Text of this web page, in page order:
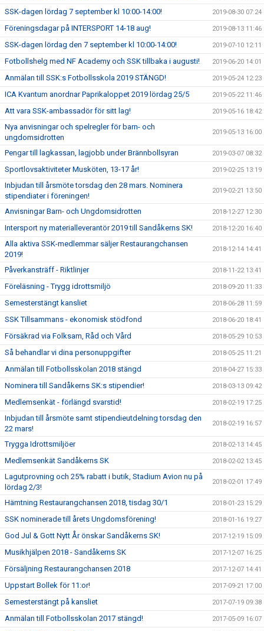
SSK-dagen lördag 7 september kl 10:00-14:00! 2019-08-30 07:24
Föreningsdagar på INTERSPORT 14-18 aug! 2019-08-13 11:46
SSK-dagen lördag den 7 september kl 10:00-14:00! 2019-07-10 12:11
Fotbollshelg med NF Academy och SSK tillbaka i augusti! 2019-06-20 14:01
Anmälan till SSK:s Fotbollsskola 2019 STÄNGD! 2019-05-24 12:23
ICA Kvantum anordnar Paprikaloppet 2019 lördag 25/5 2019-05-22 11:46
Att vara SSK-ambassadör för sitt lag! 2019-05-16 18:42
Nya anvisningar och spelregler för barn- och
ungdomsidrotten
2019-05-13 16:00
Pengar till lagkassan, lagjobb under Brännbollsyran 2019-03-07 08:32
Sportlovsaktiviteter Musköten, 13-17 år! 2019-02-25 13:19
Inbjudan till årsmöte torsdag den 28 mars. Nominera
stipendiater i föreningen!
2019-02-21 13:50
Anvisningar Barn- och Ungdomsidrotten 2018-12-27 12:30
Intersport ny materialleverantör 2019 till Sandåkerns SK! 2018-12-20 16:40
Alla aktiva SSK-medlemmar säljer Restaurangchansen
2019!
2018-12-14 14:41
Påverkansträff - Riktlinjer 2018-11-22 13:41
Föreläsning - Trygg idrottsmiljö 2018-09-20 11:33
Semesterstängt kansliet 2018-06-28 11:59
SSK Tillsammans - ekonomisk stödfond 2018-06-20 18:41
Försäkrad via Folksam, Råd och Vård 2018-05-29 10:53
Så behandlar vi dina personuppgifter 2018-05-25 11:21
Anmälan till Fotbollsskolan 2018 stängd 2018-04-27 15:33
Nominera till Sandåkerns SK:s stipendier! 2018-03-13 09:42
Medlemsenkät - förlängd svarstid! 2018-02-19 17:25
Inbjudan till årsmöte samt stipendieutdelning torsdag den
22 mars!
2018-02-19 16:57
Trygga Idrottsmiljöer 2018-02-13 14:45
Medlemsenkät Sandåkerns SK 2018-02-02 13:45
Lagutprovning och 25% rabatt i butik, Stadium Avion nu på
lördag 2/3!
2018-02-01 17:49
Hämtning Restaurangchansen 2018, tisdag 30/1 2018-01-23 15:29
SSK nominerade till årets Ungdomsförening! 2018-01-16 19:27
God Jul & Gott Nytt År önskar Sandåkerns SK! 2017-12-19 15:09
Musikhjälpen 2018 - Sandåkerns SK 2017-12-07 16:25
Försäljning Restaurangchansen 2018 2017-12-07 14:41
Uppstart Bollek för 11:or! 2017-09-21 17:00
Semesterstängt på kansliet 2017-07-19 09:38
Anmälan till Fotbollsskolan 2017 stängd! 2017-05-09 16:07